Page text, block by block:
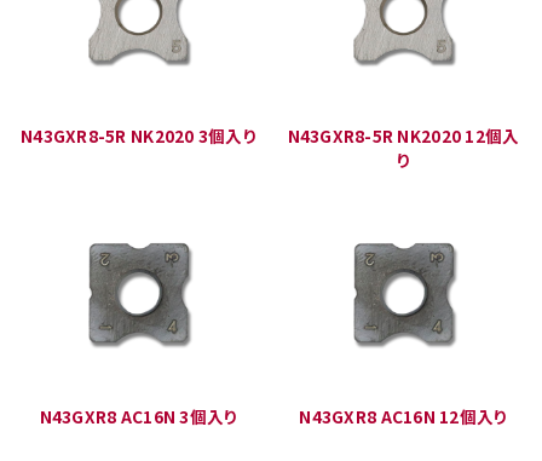
N43GXR8-5R NK2020 3個入り
N43GXR8-5R NK2020 12個入
り
N43GXR8 AC16N 3個入り N43GXR8 AC16N 12個入り